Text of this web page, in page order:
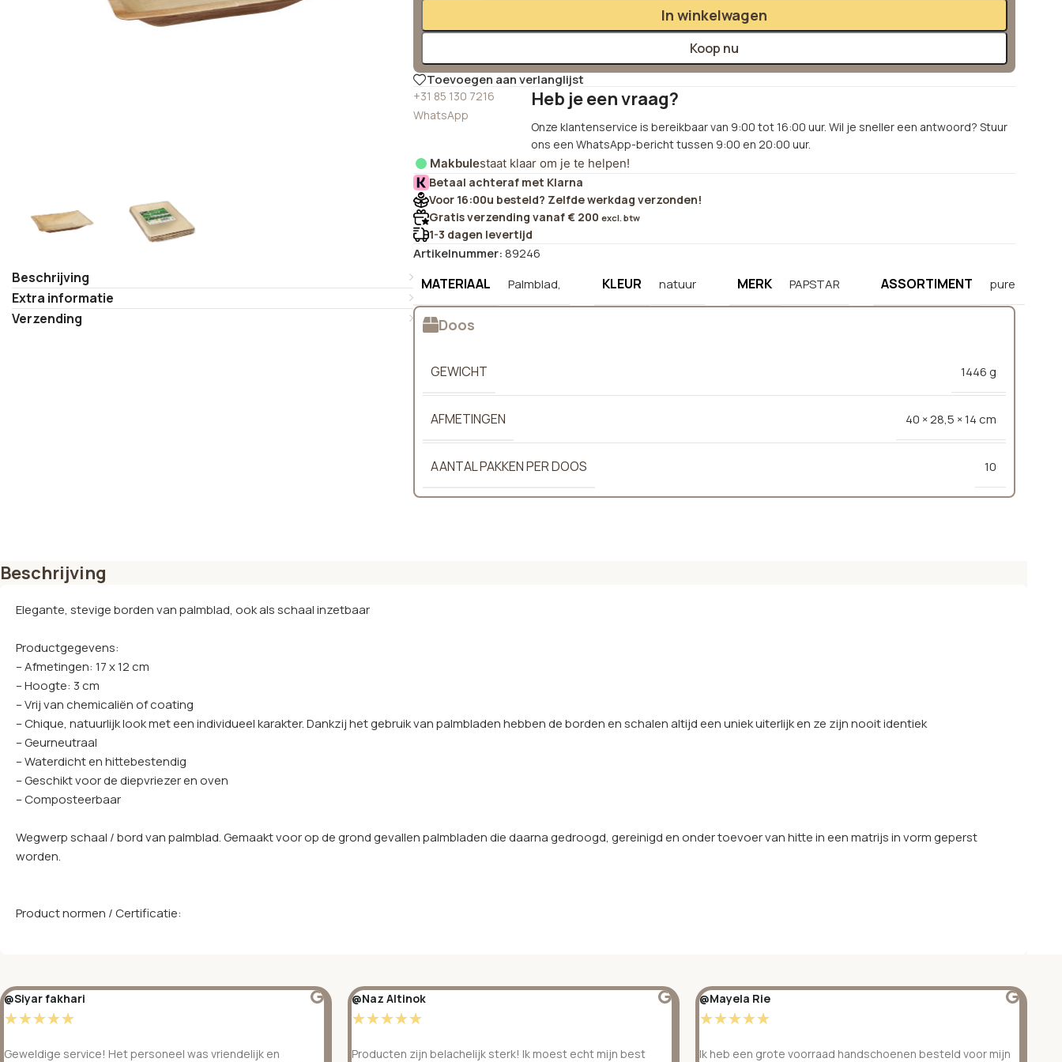
Beschrijving
Extra informatie
Verzending
In winkelwagen
Koop nu
Toevoegen aan verlanglijst
+31 85 130 7216
WhatsApp
Heb je een vraag?
Onze klantenservice is bereikbaar van 9:00 tot 16:00 uur. Wil je sneller een antwoord? Stuur
ons een WhatsApp-bericht tussen 9:00 en 20:00 uur.
Makbulestaat klaar om je te helpen!
Betaal achteraf met Klarna
Voor 16:00u besteld? Zelfde werkdag verzonden!
Gratis verzending vanaf € 200 excl. btw
1-3 dagen levertijd
Artikelnummer:89246
MATERIAAL Palmblad, KLEUR natuur MERK PAPSTAR ASSORTIMENT pure
Doos
GEWICHT 1446 g
AFMETINGEN 40 × 28,5 × 14 cm
AANTAL PAKKEN PER DOOS 10
Beschrijving
Elegante, stevige borden van palmblad, ook als schaal inzetbaar
Productgegevens:
– Afmetingen: 17 x 12 cm
– Hoogte: 3 cm
– Vrij van chemicaliën of coating
– Chique, natuurlijk look met een individueel karakter. Dankzij het gebruik van palmbladen hebben de borden en schalen altijd een uniek uiterlijk en ze zijn nooit identiek
– Geurneutraal
– Waterdicht en hittebestendig
– Geschikt voor de diepvriezer en oven
– Composteerbaar
Wegwerp schaal / bord van palmblad. Gemaakt voor op de grond gevallen palmbladen die daarna gedroogd, gereinigd en onder toevoer van hitte in een matrijs in vorm geperst
worden.
Product normen / Certificatie:
@Siyar fakhari
☆☆☆☆☆
Geweldige service! Het personeel was vriendelijk en
@Naz Altinok
☆☆☆☆☆
Producten zijn belachelijk sterk! Ik moest echt mijn best
@Mayela Rie
☆☆☆☆☆
Ik heb een grote voorraad handschoenen besteld voor mijn